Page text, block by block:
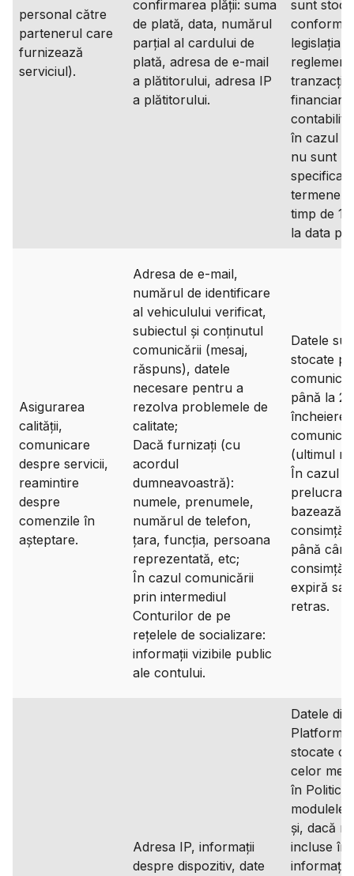
personal către
partenerul care
furnizează
serviciul).
confirmarea plății: suma
de plată, data, numărul
parțial al cardului de
plată, adresa de e-mail
a plătitorului, adresa IP
a plătitorului.
sunt
legislația
financiare
în cazul
nu sunt
specificate
termene
timp de
la data
Asigurarea
calității,
comunicare
despre servicii,
reamintire
despre
comenzile în
așteptare.
Adresa de e-mail,
numărul de identificare
al vehiculului verificat,
subiectul și conținutul
comunicării (mesaj,
răspuns), datele
necesare pentru a
rezolva problemele de
calitate;
Dacă furnizați (cu
acordul
dumneavoastră):
numele, prenumele,
numărul de telefon,
țara, funcția, persoana
reprezentată, etc;
În cazul comunicării
prin intermediul
Conturilor de pe
rețelele de socializare:
informații vizibile public
ale contului.
Datele
stocate
până la 2
încheierea
(ultimul
În cazul
bazează
până când
expiră
retras.
Adresa IP, informații
despre dispozitiv, date
Datele din
Platformă
stocate
celor
în Politica
modulele
și, dacă
incluse în